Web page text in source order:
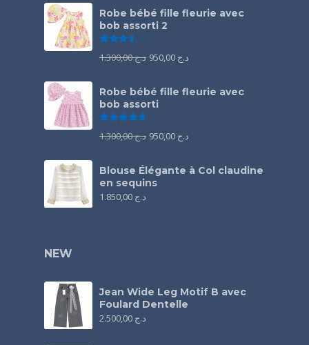
Robe bébé fille fleurie avec
bob assorti 2
د.ج1.300,00 د.ج
Robe bébé fille fleurie avec
bob assorti
د.ج1.300,00 د.ج
Blouse Élégante à Col claudine
en sequins
د.ج
NEW
Jean Wide Leg Motif B avec
Foulard Dentelle
د.ج